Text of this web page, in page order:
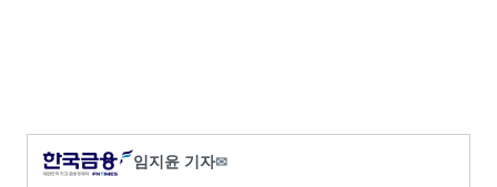
임지윤 기자✉